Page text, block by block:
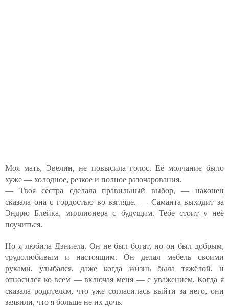
Моя мать, Эвелин, не повысила голос. Её молчание было
хуже — холодное, резкое и полное разочарования.
— Твоя сестра сделала правильный выбор, — наконец
сказала она с гордостью во взгляде. — Саманта выходит за
Эндрю Блейка, миллионера с будущим. Тебе стоит у неё
поучиться.
Но я любила Дэниела. Он не был богат, но он был добрым,
трудолюбивым и настоящим. Он делал мебель своими
руками, улыбался, даже когда жизнь была тяжёлой, и
относился ко всем — включая меня — с уважением. Когда я
сказала родителям, что уже согласилась выйти за него, они
заявили, что я больше не их дочь.